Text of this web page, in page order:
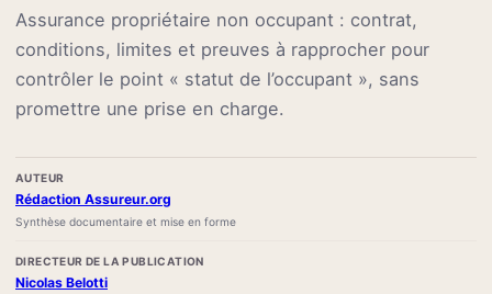
Assurance propriétaire non occupant : contrat,
conditions, limites et preuves à rapprocher pour
contrôler le point « statut de l’occupant », sans
promettre une prise en charge.
AUTEUR
Rédaction Assureur.org
Synthèse documentaire et mise en forme
DIRECTEUR DE LA PUBLICATION
Nicolas Belotti